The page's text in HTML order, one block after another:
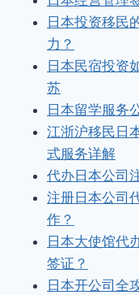
日本投资移民
力？
日本民宿投资
苏
日本留学服务
江浙沪移民日
式服务详解
代办日本公司
注册日本公司
作？
日本大使馆代
签证？
日本开公司全